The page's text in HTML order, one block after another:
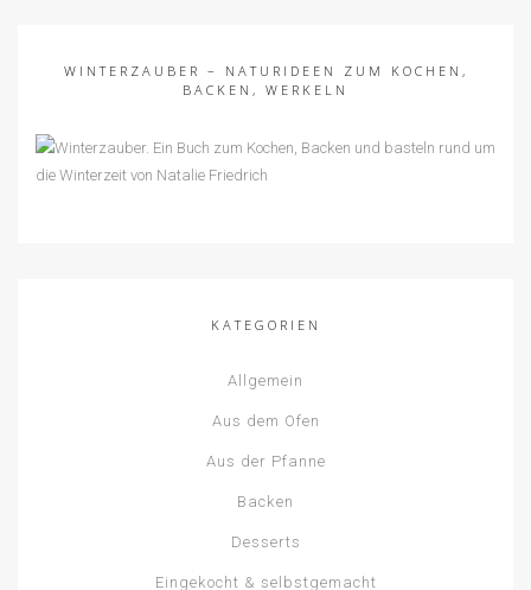
WINTERZAUBER – NATURIDEEN ZUM KOCHEN,
BACKEN, WERKELN
KATEGORIEN
Allgemein
Aus dem Ofen
Aus der Pfanne
Backen
Desserts
Eingekocht & selbstgemacht